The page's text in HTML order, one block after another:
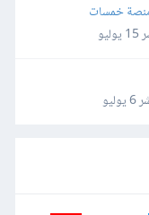
خمسات
15 يوليو
6 يوليو